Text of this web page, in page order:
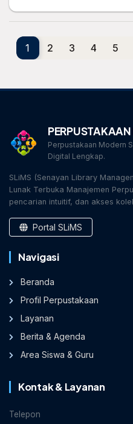
1 2 3 4 5
Perpustakaan Modern
Digital Lengkap.
SLiMS (Senayan Library
Lunak Terbuka Manajemen
pencarian intuitif, dan akses
Portal SLiMS
Navigasi
Beranda
Profil Perpustakaan
Layanan
Berita & Agenda
Area Siswa & Guru
Kontak & Layanan
Telepon